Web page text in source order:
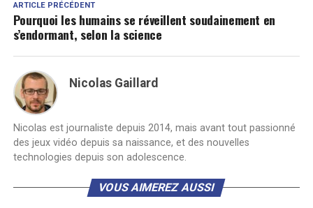
ARTICLE PRÉCÉDENT
Pourquoi les humains se réveillent soudainement en
s’endormant, selon la science
Nicolas Gaillard
Nicolas est journaliste depuis 2014, mais avant tout passionné
des jeux vidéo depuis sa naissance, et des nouvelles
technologies depuis son adolescence.
VOUS AIMEREZ AUSSI